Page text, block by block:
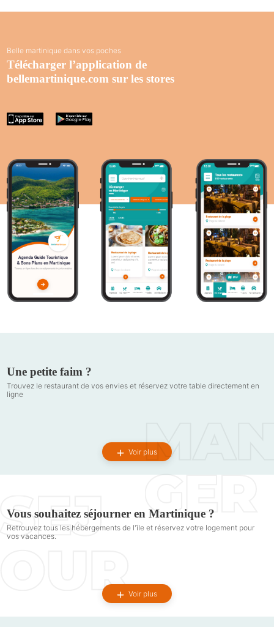
Belle martinique dans vos poches
Télécharger l’application de
bellemartinique.com sur les stores
appstore googleplay
Une petite faim ?
Trouvez le restaurant de vos envies et réservez votre table directement en
ligne
Voir plus
Vous souhaitez séjourner en Martinique ?
Retrouvez tous les hébergements de l'île et réservez votre logement pour
vos vacances.
Voir plus